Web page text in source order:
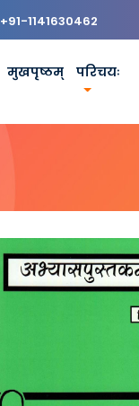
+91-1141630462
मुखपृष्ठम् परिचयः